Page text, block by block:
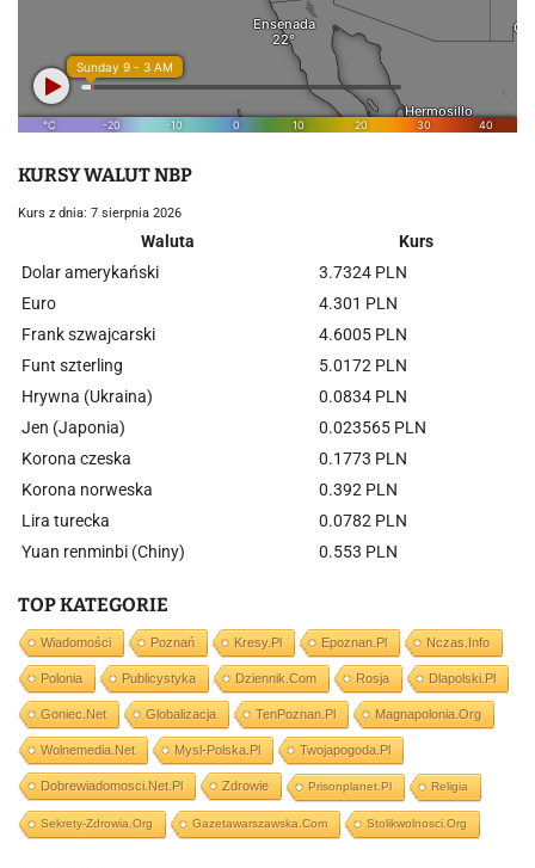
KURSY WALUT NBP
Kurs z dnia: 7 sierpnia 2026
Waluta
Kurs
Dolar amerykański
3.7324 PLN
Euro
4.301 PLN
Frank szwajcarski
4.6005 PLN
Funt szterling
5.0172 PLN
Hrywna (Ukraina)
0.0834 PLN
Jen (Japonia)
0.023565 PLN
Korona czeska
0.1773 PLN
Korona norweska
0.392 PLN
Lira turecka
0.0782 PLN
Yuan renminbi (Chiny)
0.553 PLN
TOP KATEGORIE
Wiadomości Poznań Kresy.pl Epoznan.pl Nczas.info
Polonia Publicystyka Dziennik.com Rosja Dlapolski.pl
Goniec.net Globalizacja TenPoznan.pl Magnapolonia.org
Wolnemedia.net Mysl-Polska.pl Twojapogoda.pl
Dobrewiadomosci.net.pl Zdrowie Prisonplanet.pl Religia
Sekrety-Zdrowia.org Gazetawarszawska.com Stolikwolnosci.org